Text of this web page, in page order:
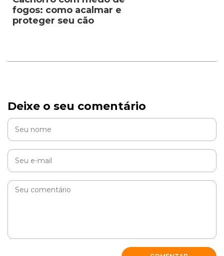
fogos: como acalmar e
proteger seu cão
Deixe o seu comentário